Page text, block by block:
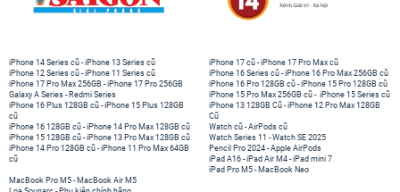
iPhone 14 Series cũ -iPhone 13 Series cũ
iPhone 12 Series cũ -iPhone 11 Series cũ
iPhone 17 Pro Max 256GB -iPhone 17 Pro 256GB
Galaxy A Series - Redmi Series
iPhone 17 cũ -iPhone 17 Pro Max cũ
iPhone 16 Series cũ - iPhone 16 Pro Max 256GB cũ
iPhone 16 Pro 128GB cũ -iPhone 15 Pro 128GB cũ
iPhone 15 Pro Max 256GB cũ - iPhone 15 Series cũ
iPhone 16 Plus 128GB cũ -iPhone 15 Plus 128GB
cũ
iPhone 16 128GB cũ -iPhone 14 Pro Max 128GB cũ
iPhone 15 128GB cũ -iPhone 13 Pro Max 128GB cũ
iPhone 14 Pro 128GB cũ -iPhone 11 Pro Max 64GB
cũ
iPhone 13 128GB Cũ -iPhone 12 Pro Max 128GB
Cũ
Watch cũ -AirPods cũ
Watch Series 11 -Watch SE 2025
Pencil Pro 2024 -Apple AirPods
iPad A16 -iPad Air M4 -iPad mini 7
iPad Pro M5 - MacBook Neo
MacBook Pro M5 - MacBook Air M5